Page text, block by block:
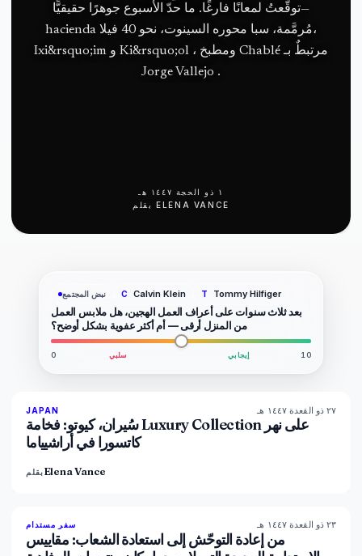
توقّعتُ لمعانًا فارغًا. ما حدّ الأسبوع جوهرًا حقيقيًّا—
hacienda مُرمَّمة، سبا محوره السينوت، نحو 40 فيلا،
Ixi&rsquo;im و Ki&rsquo;ol ، ومطبخ Chablé مرتبطٌ بـ
Jorge Vallejo .
١ ذو الحجة ١٤٤٧ هـ
بقلم
ELENA VANCE
نبض المجتمع C Calvin Klein T Tommy Hilfiger
بعد ثلاث سنوات على أعراف العمل الهجين، هل ملابس العمل
من المنزل أرقى — أم أكثر عفوية بشكل أوضح؟
0 سلبي إيجابي 10
93% 44
JAPAN ٢٧ ذو القعدة ١٤٤٧ هـ
سُيران، كيوتو: فخامة Luxury Collection على نهر
كاتسورا في أراشيياما
بقلمElena Vance
86% 81 سفر مستدام ٢٣ ذو القعدة ١٤٤٧ هـ
من إعادة التوحّش إلى استعادة الشعاب: مقاييس